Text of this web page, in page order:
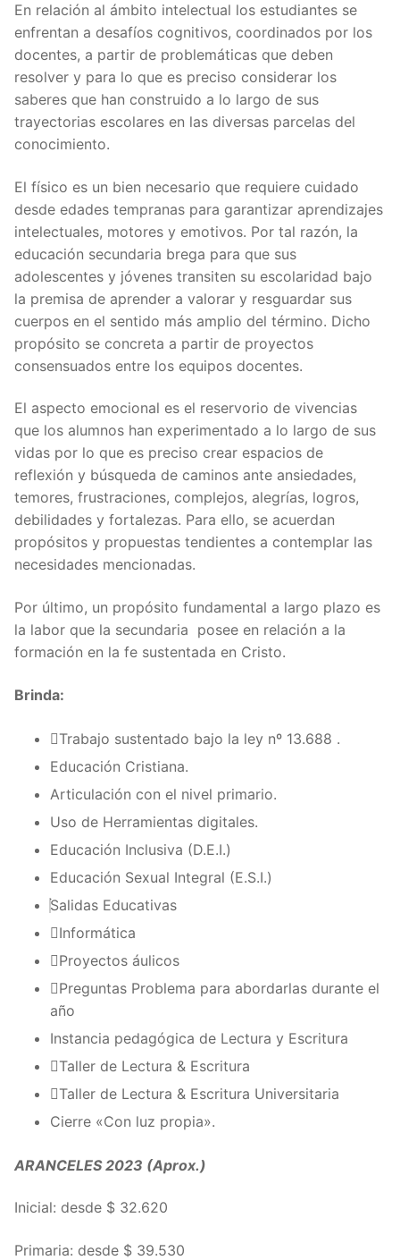
En relación al ámbito intelectual los estudiantes se
enfrentan a desafíos cognitivos, coordinados por los
docentes, a partir de problemáticas que deben
resolver y para lo que es preciso considerar los
saberes que han construido a lo largo de sus
trayectorias escolares en las diversas parcelas del
conocimiento.
El físico es un bien necesario que requiere cuidado
desde edades tempranas para garantizar aprendizajes
intelectuales, motores y emotivos. Por tal razón, la
educación secundaria brega para que sus
adolescentes y jóvenes transiten su escolaridad bajo
la premisa de aprender a valorar y resguardar sus
cuerpos en el sentido más amplio del término. Dicho
propósito se concreta a partir de proyectos
consensuados entre los equipos docentes.
El aspecto emocional es el reservorio de vivencias
que los alumnos han experimentado a lo largo de sus
vidas por lo que es preciso crear espacios de
reflexión y búsqueda de caminos ante ansiedades,
temores, frustraciones, complejos, alegrías, logros,
debilidades y fortalezas. Para ello, se acuerdan
propósitos y propuestas tendientes a contemplar las
necesidades mencionadas.
Por último, un propósito fundamental a largo plazo es
la labor que la secundaria posee en relación a la
formación en la fe sustentada en Cristo.
Brinda:
Trabajo sustentado bajo la ley nº 13.688 .
Educación Cristiana.
Articulación con el nivel primario.
Uso de Herramientas digitales.
Educación Inclusiva (D.E.I.)
Educación Sexual Integral (E.S.I.)
Salidas Educativas
Informática
Proyectos áulicos
Preguntas Problema para abordarlas durante el
año
Instancia pedagógica de Lectura y Escritura
Taller de Lectura & Escritura
Taller de Lectura & Escritura Universitaria
Cierre «Con luz propia».
ARANCELES 2023 (Aprox.)
Inicial: desde $ 32.620
Primaria: desde $ 39.530